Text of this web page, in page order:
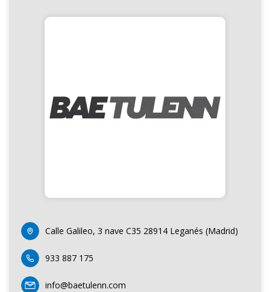
Calle Galileo, 3 nave C35 28914 Leganés (Madrid)
933 887 175
info@baetulenn.com